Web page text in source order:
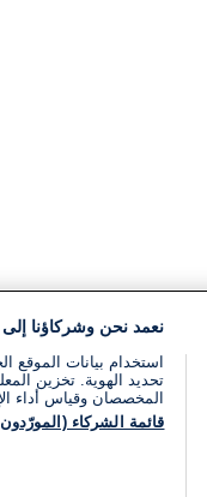
نعمد نحن وشركاؤنا إلى
استخدام بيانات
تحديد الهوية. تخزين
المخصصان وقياس أداء
قائمة الشركاء